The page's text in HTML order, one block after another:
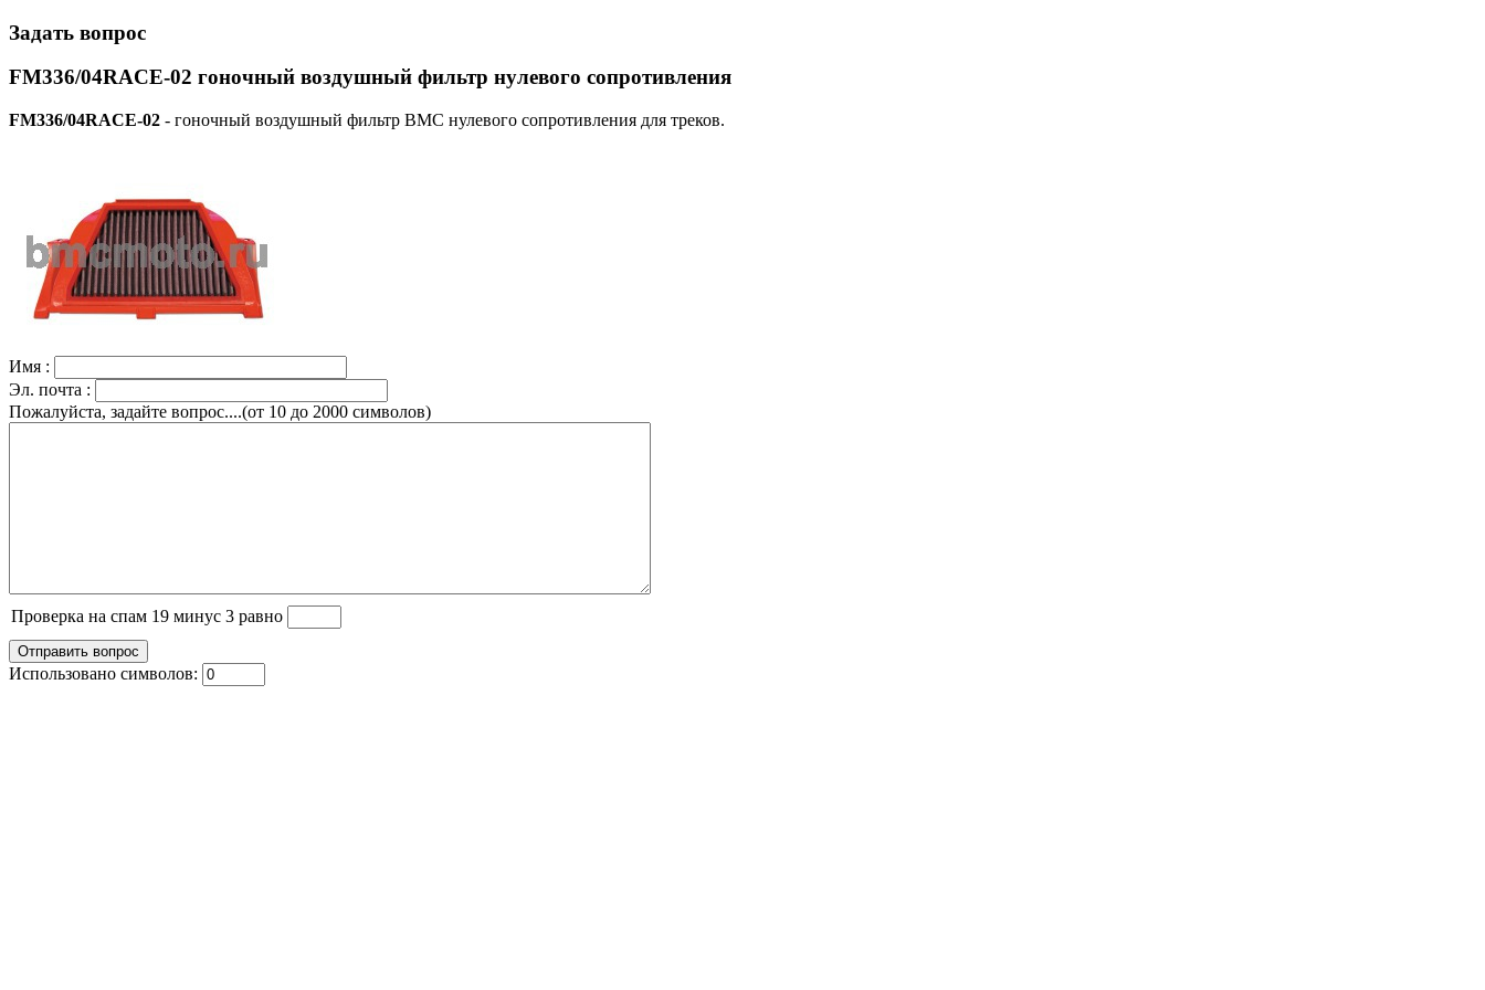
Задать вопрос
FM336/04RACE-02 гоночный воздушный фильтр нулевого сопротивления
FM336/04RACE-02 - гоночный воздушный фильтр BMC нулевого сопротивления для треков.
Имя :
Эл. почта :
Пожалуйста, задайте вопрос....(от 10 до 2000 символов)
Проверка на спам 19 минус 3 равно
Использовано символов: